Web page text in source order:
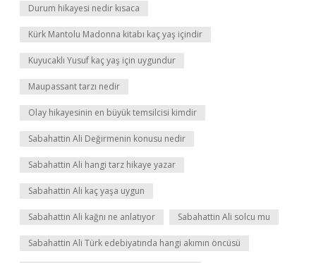
Durum hikayesi nedir kısaca
Kürk Mantolu Madonna kitabı kaç yaş içindir
Kuyucaklı Yusuf kaç yaş için uygundur
Maupassant tarzı nedir
Olay hikayesinin en büyük temsilcisi kimdir
Sabahattin Ali Değirmenin konusu nedir
Sabahattin Ali hangi tarz hikaye yazar
Sabahattin Ali kaç yaşa uygun
Sabahattin Ali kağnı ne anlatıyor Sabahattin Ali solcu mu
Sabahattin Ali Türk edebiyatında hangi akımın öncüsü